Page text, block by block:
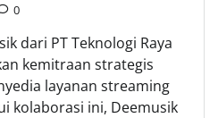
0
dari PT Teknologi Raya
kemitraan strategis
layanan streaming
kolaborasi ini, Deemusik